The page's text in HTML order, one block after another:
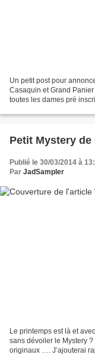
Un petit post pour
Casaquin et Grand
toutes les dames pré
Petit Mystery
Publié le 30/03/2014 à
Par JadSampler
Le printemps est là et
sans dévoiler le Mystery
originaux …. J’ajouterai